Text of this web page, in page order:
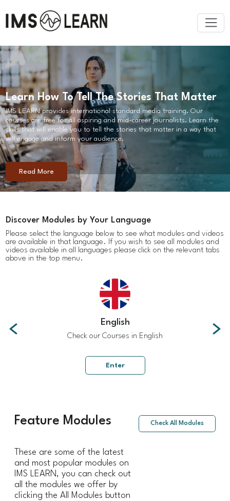
Learn How To Tell The Stories That Matter
IMS LEARN provides international standard media training. Our
courses are free for all aspiring and mid-career journalists. Learn the
skills that will enable you to tell the stories that matter in a way that
will engage and inform your audience.
Read More
Discover Modules by Your Language
Please select the language below to see what modules and videos
are available in that language. If you wish to see all modules and
videos available in all languages please click on the relevant tabs
above in the top menu.
English
Check our Courses in English
Enter
Previous
Feature Modules Check All Modules
These are some of the latest
and most popular modules on
IMS LEARN, you can check out
all the modules we offer by
clicking the All Modules button